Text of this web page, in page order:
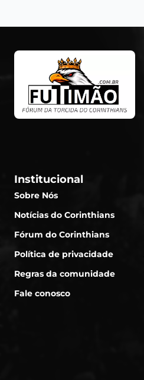
Institucional
Sobre Nós
Notícias do Corinthians
Fórum do Corinthians
Política de privacidade
Regras da comunidade
Fale conosco